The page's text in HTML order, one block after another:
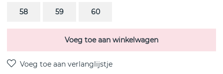
58 59 60
Voeg toe aan winkelwagen